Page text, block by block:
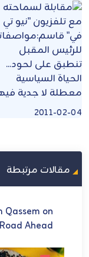
2011-02-04
مقالات مرتبطة
Qassem on
Ahead